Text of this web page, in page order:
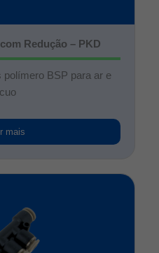
Redução – PKD
BSP para ar e
mais